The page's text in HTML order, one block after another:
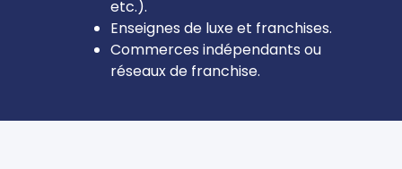
etc.).
Enseignes de luxe et franchises.
Commerces indépendants ou
réseaux de franchise.